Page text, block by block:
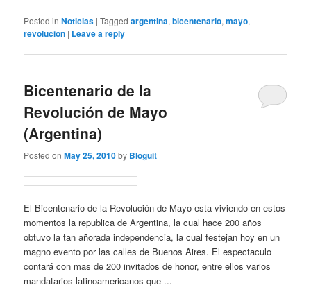
Posted in Noticias |Tagged argentina,bicentenario,mayo,
revolucion | Leave a reply
Bicentenario de la
Revolución de Mayo
(Argentina)
Posted onMay 25, 2010by Bloguit
El Bicentenario de la Revolución de Mayo esta viviendo en estos
momentos la republica de Argentina, la cual hace 200 años
obtuvo la tan añorada independencia, la cual festejan hoy en un
magno evento por las calles de Buenos Aires. El espectaculo
contará con mas de 200 invitados de honor, entre ellos varios
mandatarios latinoamericanos que ...